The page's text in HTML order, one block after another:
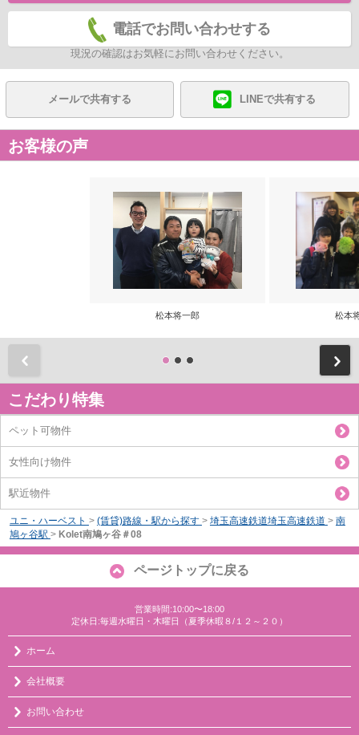
電話でお問い合わせする
現況の確認はお気軽にお問い合わせください。
メールで共有する LINEで共有する
お客様の声
松本将一郎 松本
こだわり特集
ペット可物件
女性向け物件
駅近物件
ユニ・ハーベスト > (賃貸)路線・駅から探す > 埼玉高速鉄道埼玉高速鉄道 > 南
鳩ヶ谷駅 > Kolet南鳩ヶ谷＃08
ページトップに戻る
営業時間:10:00〜18:00
定休日:毎週水曜日・木曜日（夏季休暇８/１２～２０）
ホーム
会社概要
お問い合わせ